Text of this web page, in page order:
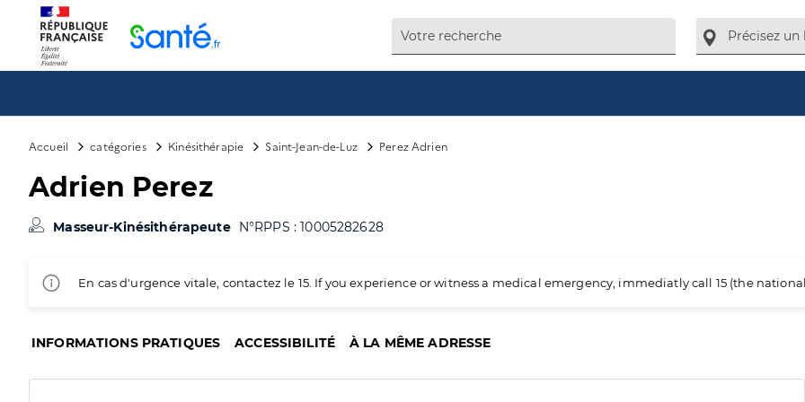
Accueil catégories Kinésithérapie Saint-Jean-de-Luz Perez Adrien
Adrien Perez
Masseur-Kinésithérapeute N°RPPS : 10005282628
En cas d'urgence vitale, contactez le 15. If you experience or witness a medical emergency, immediatly call 15 (the
INFORMATIONS PRATIQUES ACCESSIBILITÉ À LA MÊME ADRESSE
Panneau de gestion des cookies